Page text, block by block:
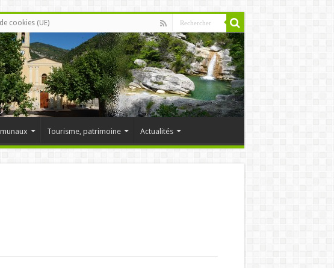
cookies (UE)
Tourisme, patrimoine Actualités